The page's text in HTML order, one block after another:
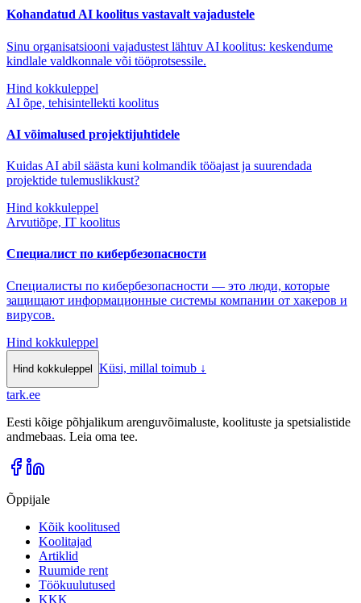
Kohandatud AI koolitus vastavalt vajadustele
Sinu organisatsiooni vajadustest lähtuv AI koolitus: keskendume
kindlale valdkonnale või tööprotsessile.
Hind kokkuleppel
AI õpe, tehisintellekti koolitus
AI võimalused projektijuhtidele
Kuidas AI abil säästa kuni kolmandik tööajast ja suurendada
projektide tulemuslikkust?
Hind kokkuleppel
Arvutiõpe, IT koolitus
Специалист по кибербезопасности
Специалисты по кибербезопасности — это люди, которые
защищают информационные системы компании от хакеров и
вирусов.
Hind kokkuleppel
Hind kokkuleppel Küsi, millal toimub ↓
tark.ee
Eesti kõige põhjalikum arenguvõimaluste, koolituste ja spetsialistide
andmebaas. Leia oma tee.
Õppijale
Kõik koolitused
Koolitajad
Artiklid
Ruumide rent
Töökuulutused
KKK